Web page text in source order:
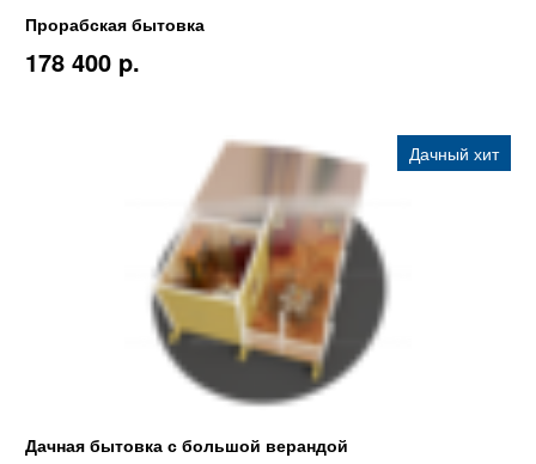
Прорабская бытовка
178 400 p.
Дачный хит
Дачная бытовка с большой верандой